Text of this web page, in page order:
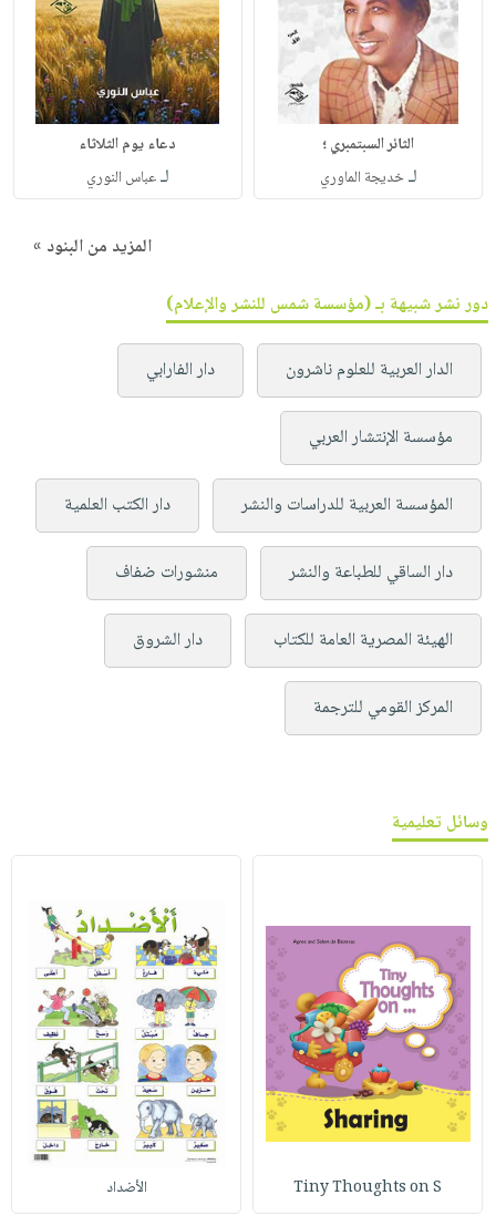
الثائر السبتمبري ؛
لـخديجة الماوري
دعاء يوم الثلاثاء
لـعباس النوري
المزيد من البنود »
دور نشر شبيهة بـ (مؤسسة شمس للنشر والإعلام)
الدار العربية للعلوم ناشرون دار الفارابي
مؤسسة الإنتشار العربي
المؤسسة العربية للدراسات والنشر دار الكتب العلمية
دار الساقي للطباعة والنشر منشورات ضفاف
الهيئة المصرية العامة للكتاب دار الشروق
المركز القومي للترجمة
وسائل تعليمية
Tiny Thoughts on S الأضداد